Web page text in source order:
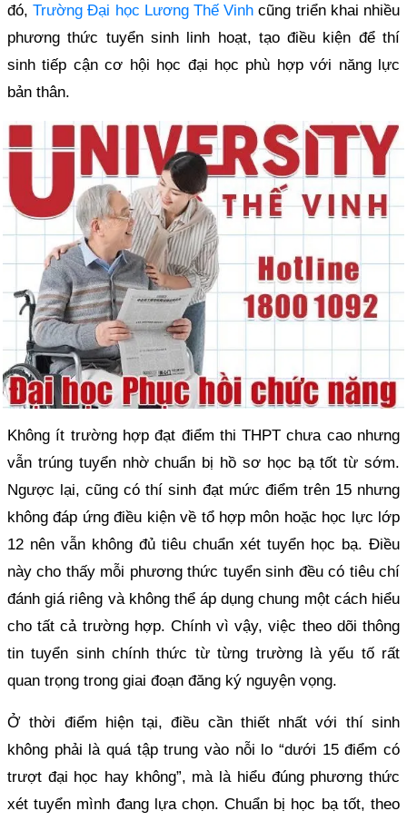
đó,Trường Đại học Lương Thế Vinh cũng triển khai nhiều
phương thức tuyển sinh linh hoạt, tạo điều kiện để thí
sinh tiếp cận cơ hội học đại học phù hợp với năng lực
bản thân.
Không ít trường hợp đạt điểm thi THPT chưa cao nhưng
vẫn trúng tuyển nhờ chuẩn bị hồ sơ học bạ tốt từ sớm.
Ngược lại, cũng có thí sinh đạt mức điểm trên 15 nhưng
không đáp ứng điều kiện về tổ hợp môn hoặc học lực lớp
12 nên vẫn không đủ tiêu chuẩn xét tuyển học bạ. Điều
này cho thấy mỗi phương thức tuyển sinh đều có tiêu chí
đánh giá riêng và không thể áp dụng chung một cách hiểu
cho tất cả trường hợp. Chính vì vậy, việc theo dõi thông
tin tuyển sinh chính thức từ từng trường là yếu tố rất
quan trọng trong giai đoạn đăng ký nguyện vọng.
Ở thời điểm hiện tại, điều cần thiết nhất với thí sinh
không phải là quá tập trung vào nỗi lo “dưới 15 điểm có
trượt đại học hay không”, mà là hiểu đúng phương thức
xét tuyển mình đang lựa chọn. Chuẩn bị học bạ tốt, theo